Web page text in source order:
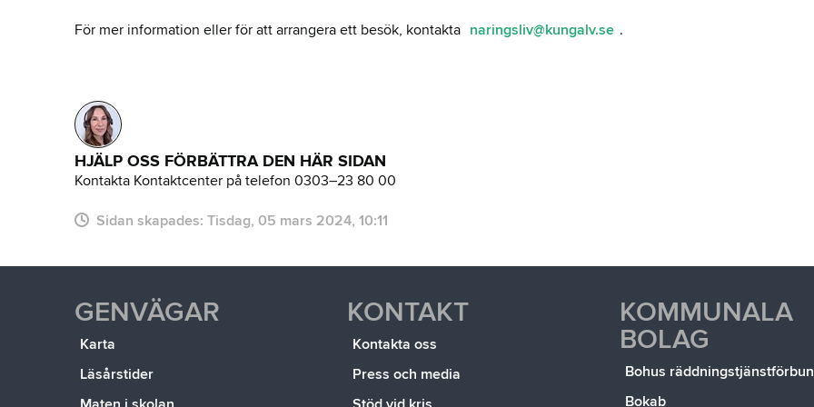
För mer information eller för att arrangera ett besök, kontakta naringsliv@kungalv.se .
HJÄLP OSS FÖRBÄTTRA DEN HÄR SIDAN
Kontakta Kontaktcenter på telefon 0303–23 80 00
Sidan skapades: tisdag, 05 mars 2024, 10:11
GENVÄGAR
Karta
Läsårstider
KONTAKT
Kontakta oss
Press och media
KOMMUNALA
BOLAG
Bohus
Bokab